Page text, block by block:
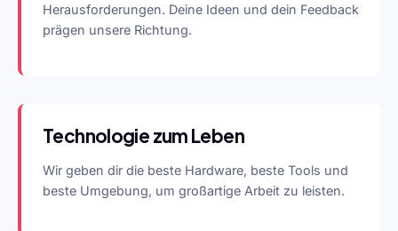
Herausforderungen. Deine Ideen und dein Feedback
prägen unsere Richtung.
Technologie zum Leben
Wir geben dir die beste Hardware, beste Tools und
beste Umgebung, um großartige Arbeit zu leisten.